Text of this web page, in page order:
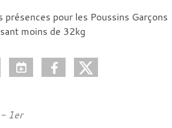
pour les Poussins Garçons
moins de 32kg
1er